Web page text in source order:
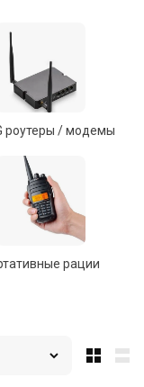
роутеры / модемы
рации